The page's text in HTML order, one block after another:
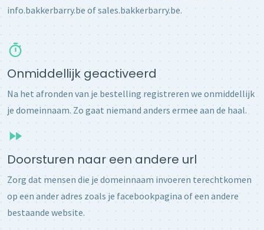
info.bakkerbarry.be of sales.bakkerbarry.be.
Onmiddellijk geactiveerd
Na het afronden van je bestelling registreren we onmiddellijk
je domeinnaam. Zo gaat niemand anders ermee aan de haal.
Doorsturen naar een andere url
Zorg dat mensen die je domeinnaam invoeren terechtkomen
op een ander adres zoals je facebookpagina of een andere
bestaande website.